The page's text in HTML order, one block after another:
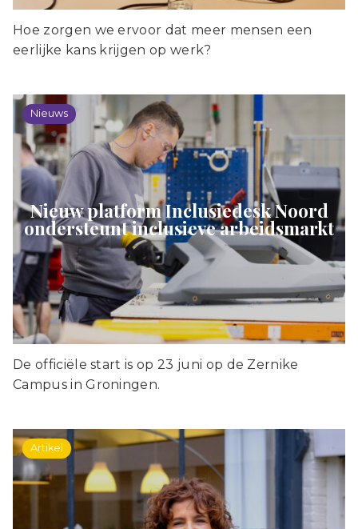
Hoe zorgen we ervoor dat meer mensen een
eerlijke kans krijgen op werk?
Nieuws
Nieuw platform Inclusiedesk Noord
ondersteunt inclusieve arbeidsmarkt
De officiële start is op 23 juni op de Zernike
Campus in Groningen.
Artikel